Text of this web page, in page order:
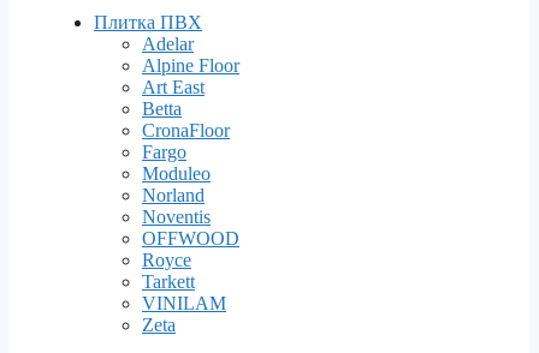
Плитка ПВХ
Adelar
Alpine Floor
Art East
Betta
CronaFloor
Fargo
Moduleo
Norland
Noventis
OFFWOOD
Royce
Tarkett
VINILAM
Zeta